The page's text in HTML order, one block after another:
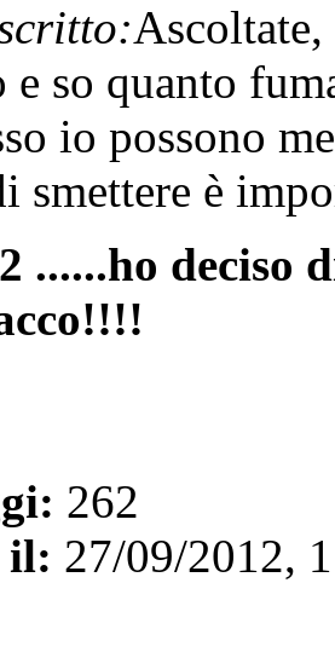
e so quanto
io possono
smettere è
......ho
262
il: 27/09/2012,